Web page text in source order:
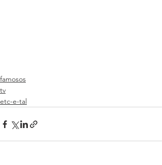
famosos
tv
etc-e-tal